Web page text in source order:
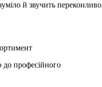
й звучить переконливо
до професійного